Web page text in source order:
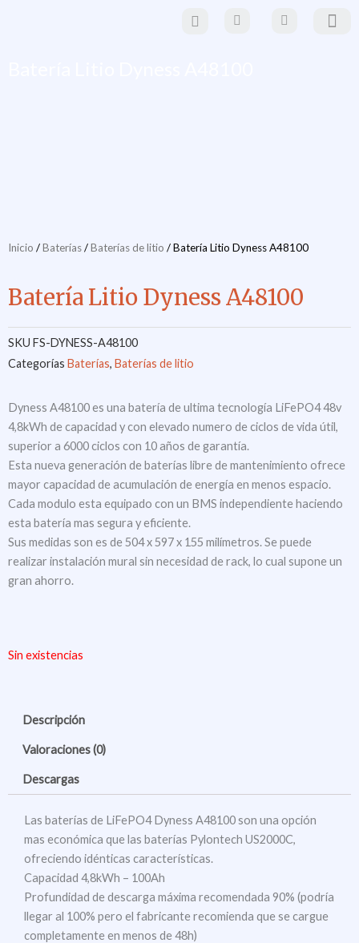
Inicio /Baterías/Baterías de litio / Batería Litio Dyness A48100
Batería Litio Dyness A48100
SKU FS-DYNESS-A48100
Categorías Baterías, Baterías de litio
Dyness A48100 es una batería de ultima tecnología LiFePO4 48v
4,8kWh de capacidad y con elevado numero de ciclos de vida útil,
superior a 6000 ciclos con 10 años de garantía.
Esta nueva generación de baterías libre de mantenimiento ofrece
mayor capacidad de acumulación de energía en menos espacio.
Cada modulo esta equipado con un BMS independiente haciendo
esta batería mas segura y eficiente.
Sus medidas son es de 504 x 597 x 155 milímetros. Se puede
realizar instalación mural sin necesidad de rack, lo cual supone un
gran ahorro.
Sin existencias
Descripción
Valoraciones (0)
Descargas
Las baterías de LiFePO4 Dyness A48100 son una opción
mas económica que las baterías Pylontech US2000C,
ofreciendo idénticas características.
Capacidad 4,8kWh – 100Ah
Profundidad de descarga máxima recomendada 90% (podría
llegar al 100% pero el fabricante recomienda que se cargue
completamente en menos de 48h)